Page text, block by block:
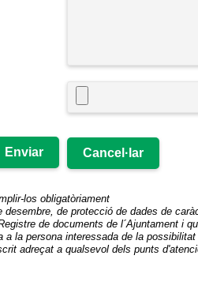
los obligatòriament
de protecció de dades de
de documents de l´Ajuntament i
la persona interessada de la
adreçat a qualsevol dels punts